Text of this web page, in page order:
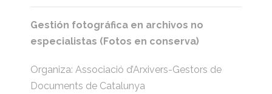
Gestión fotográfica en archivos no
especialistas (Fotos en conserva)
Organiza: Associació d’Arxivers-Gestors de
Documents de Catalunya